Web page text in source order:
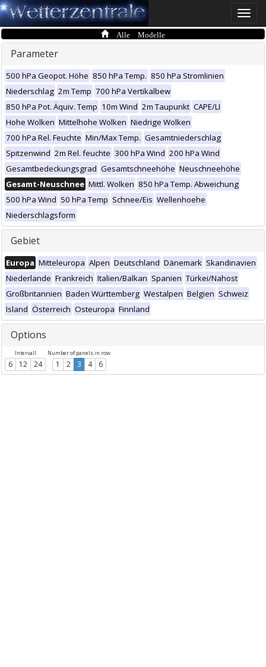
Toggle
Alle Modelle
Parameter
500 hPa Geopot. Höhe 850 hPa Temp. 850 hPa Stromlinien
Niederschlag 2m Temp 700 hPa Vertikalbew
850 hPa Pot. Äquiv. Temp 10m Wind 2m Taupunkt CAPE/LI
Hohe Wolken Mittelhohe Wolken Niedrige Wolken
700 hPa Rel. Feuchte Min/Max Temp. Gesamtniederschlag
Spitzenwind 2m Rel. feuchte 300 hPa Wind 200 hPa Wind
Gesamtbedeckungsgrad Gesamtschneehöhe Neuschneehöhe
Gesamt-Neuschnee Mittl. Wolken 850 hPa Temp. Abweichung
500 hPa Wind 50 hPa Temp Schnee/Eis Wellenhoehe
Niederschlagsform
Gebiet
Europa Mitteleuropa Alpen Deutschland Dänemark Skandinavien
Niederlande Frankreich Italien/Balkan Spanien Türkei/Nahost
Großbritannien Baden Württemberg Westalpen Belgien Schweiz
Island Österreich Osteuropa Finnland
Options
Intervall
6 12 24
Number of panels in row
1 2 3 4 6